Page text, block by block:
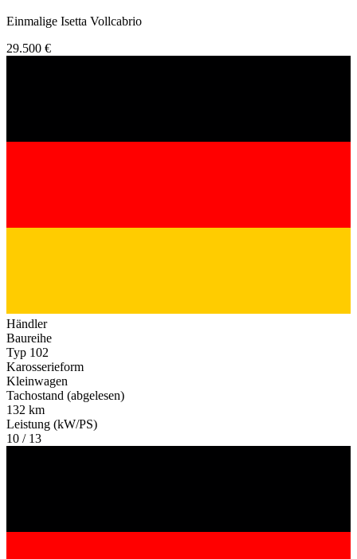
Einmalige Isetta Vollcabrio
29.500 €
Händler
Baureihe
Typ 102
Karosserieform
Kleinwagen
Tachostand (abgelesen)
132 km
Leistung (kW/PS)
10 / 13